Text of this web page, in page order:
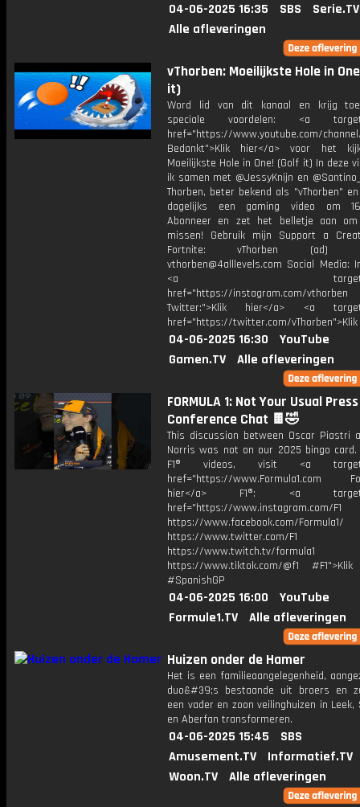
04-06-2025 16:35 SBS
Serie.TV
Alle afleveringen
vThorben: Moeilijkste Hole in
it)
Word lid van dit kanaal en krijg
speciale voordelen: <a
href="https://www.youtube.com/channel/
Bedankt">Klik hier</a> voor het
Moeilijkste Hole in One! (Golf it) In deze
ik samen met @JessyKnijn en
Thorben, beter bekend als "vThorben"
dagelijks een gaming video om
Abonneer en zet het belletje aan
missen! Gebruik mijn Support a
Fortnite: vThorben (ad)
vthorben@4alllevels.com Social Media:
<a
href="https://instagram.com/vthorben
Twitter:">Klik hier</a> <a
href="https://twitter.com/
04-06-2025 16:30
YouTube
Gamen.TV
Alle afleveringen
FORMULA 1: Not Your Usual Press
Conference Chat 🍫🤣
This discussion between Oscar Piastri
Norris was not on our 2025 bingo card.
F1® videos, visit <a
href="https://www.Formula1.com
hier</a> F1®: <a
href="https://www.instagram.com/F1
https://www.facebook.com/Formula1/
https://www.twitter.com/F1
https://www.twitch.tv/formula1
https://www.tiktok.com/@f1
#SpanishGP
04-06-2025 16:00
YouTube
Formule1.TV
Alle afleveringen
Huizen onder de Hamer
Het is een familieaangelegenheid,
duo&#39;s bestaande uit broers en
een vader en zoon veilinghuizen in Leek,
en Aberfan transformeren.
04-06-2025 15:45
SBS
Amusement.TV
Informatief.TV
Woon.TV
Alle afleveringen